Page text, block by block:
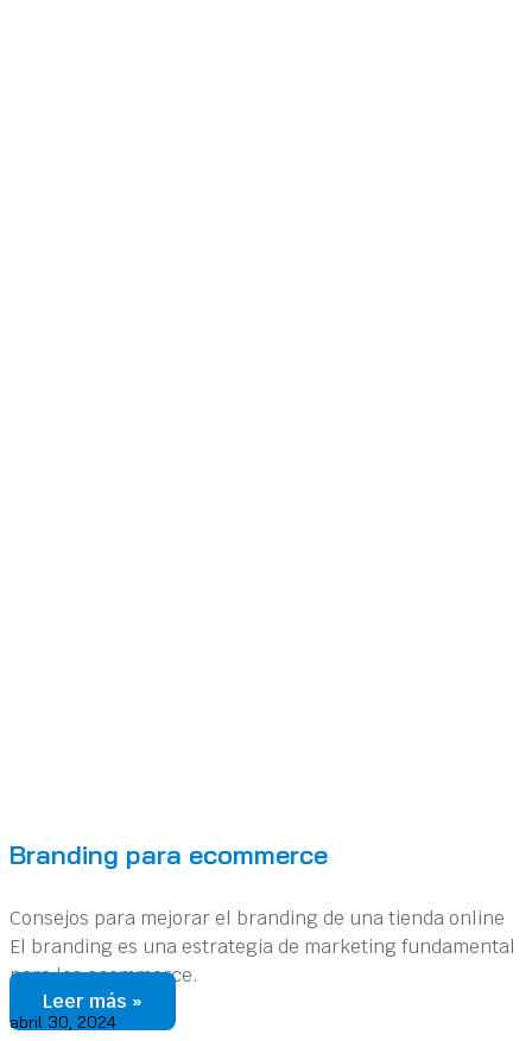
Branding para ecommerce
Consejos para mejorar el branding de una tienda online
El branding es una estrategia de marketing fundamental
para los ecommerce.
Leer más »
abril 30, 2024